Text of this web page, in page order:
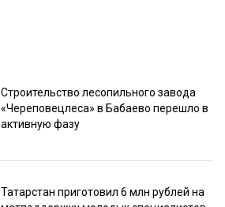
Строительство лесопильного завода
«Череповецлеса» в Бабаево перешло в
активную фазу
Татарстан приготовил 6 млн рублей на